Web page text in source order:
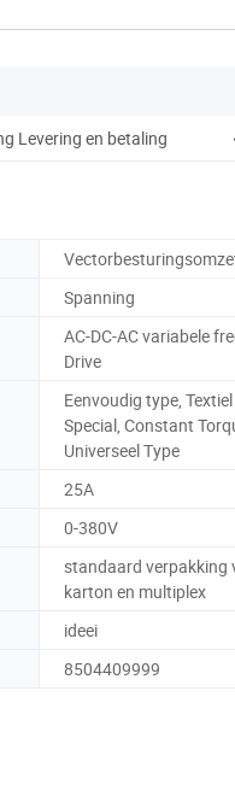
Levering en betaling
Spanning
AC-DC-AC variabele
Drive
Eenvoudig type, Textiel
Special, Constant
Universeel Type
25A
0-380V
standaard verpakking
karton en multiplex
ideei
8504409999